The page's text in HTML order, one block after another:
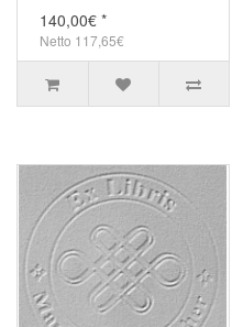
140,00€ *
Netto 117,65€